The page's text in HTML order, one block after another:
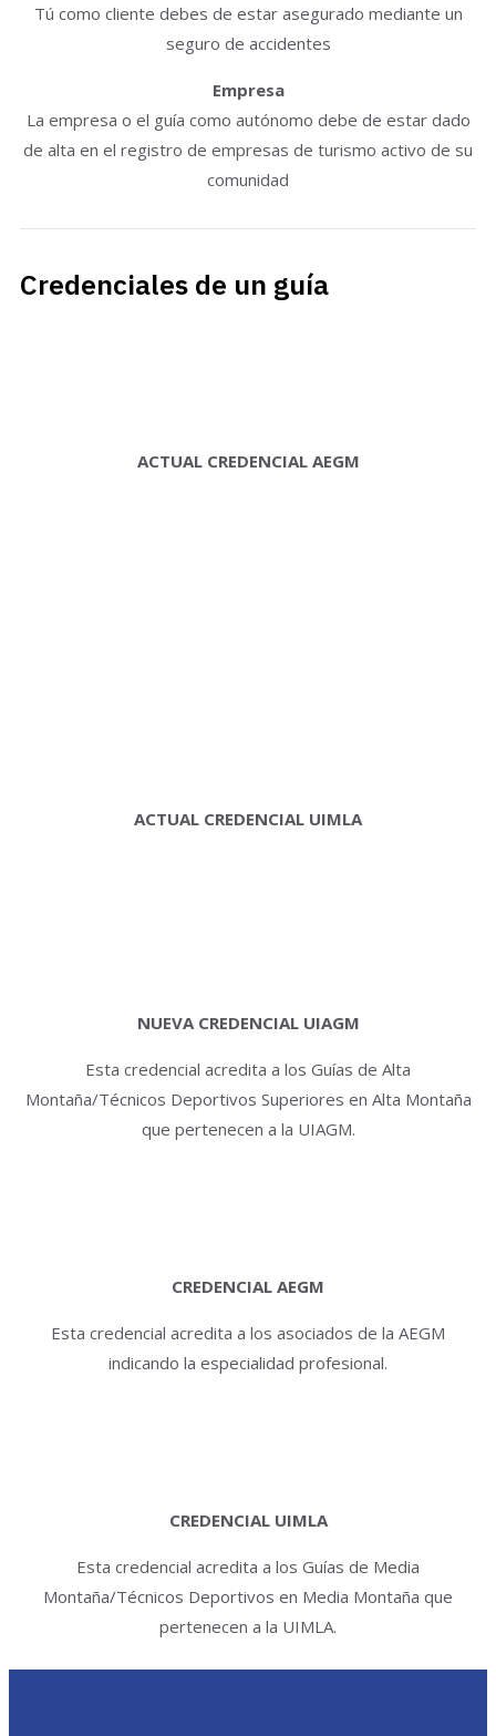
Tú como cliente debes de estar asegurado mediante un
seguro de accidentes
Empresa
La empresa o el guía como autónomo debe de estar dado
de alta en el registro de empresas de turismo activo de su
comunidad
Credenciales de un guía
ACTUAL CREDENCIAL AEGM
ACTUAL CREDENCIAL UIMLA
NUEVA CREDENCIAL UIAGM
Esta credencial acredita a los Guías de Alta
Montaña/Técnicos Deportivos Superiores en Alta Montaña
que pertenecen a la UIAGM.
CREDENCIAL AEGM
Esta credencial acredita a los asociados de la AEGM
indicando la especialidad profesional.
CREDENCIAL UIMLA
Esta credencial acredita a los Guías de Media
Montaña/Técnicos Deportivos en Media Montaña que
pertenecen a la UIMLA.